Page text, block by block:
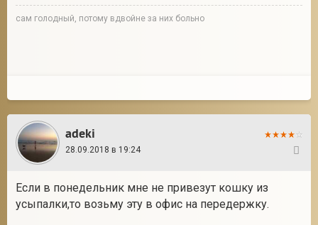
сам голодный, потому вдвойне за них больно
adeki
28.09.2018 в 19:24
Если в понедельник мне не привезут кошку из
усыпалки,то возьму эту в офис на передержку.